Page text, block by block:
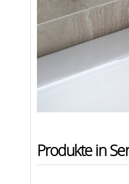
Produkte in